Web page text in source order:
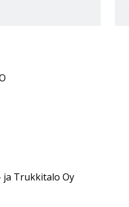
Trukkitalo Oy